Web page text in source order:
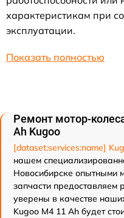
характеристикам при
эксплуатации.
Показать полностью
Ремонт мотор-
Ah Kugoo
[dataset:services:name]
нашем
Новосибирске опытными
запчасти
уверены в качестве
Kugoo M4 11 Ah будет